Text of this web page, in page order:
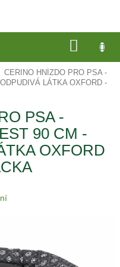
CERINO HNÍZDO PRO PSA -
LÁTKA OXFORD -
PSA -
90 CM -
OXFORD